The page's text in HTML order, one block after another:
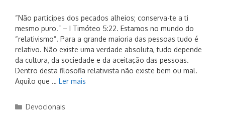
“Não participes dos pecados alheios; conserva-te a ti
mesmo puro.” – I Timóteo 5:22. Estamos no mundo do
“relativismo”. Para a grande maioria das pessoas tudo é
relativo. Não existe uma verdade absoluta, tudo depende
da cultura, da sociedade e da aceitação das pessoas.
Dentro desta filosofia relativista não existe bem ou mal.
Aquilo que … Ler mais
Categorias
Devocionais